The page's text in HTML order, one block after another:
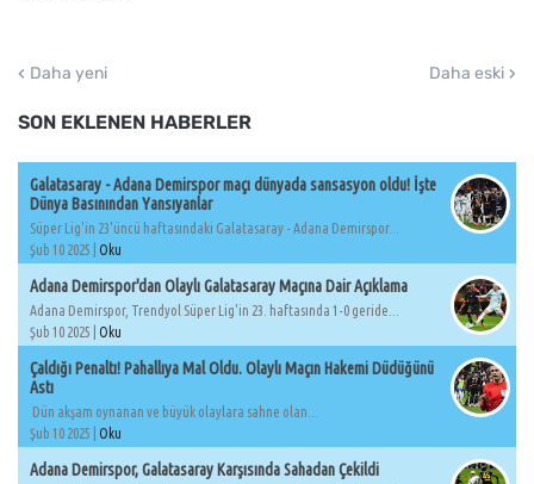
Daha yeni Daha eski
SON EKLENEN HABERLER
Galatasaray - Adana Demirspor maçı dünyada sansasyon oldu! İşte
Dünya Basınından Yansıyanlar
Süper Lig'in 23'üncü haftasındaki Galatasaray - Adana Demirspor...
Şub 10 2025 | Oku
Adana Demirspor'dan Olaylı Galatasaray Maçına Dair Açıklama
Adana Demirspor, Trendyol Süper Lig'in 23. haftasında 1-0 geride...
Şub 10 2025 | Oku
Çaldığı Penaltı! Pahallıya Mal Oldu. Olaylı Maçın Hakemi Düdüğünü
Astı
Dün akşam oynanan ve büyük olaylara sahne olan...
Şub 10 2025 | Oku
Adana Demirspor, Galatasaray Karşısında Sahadan Çekildi